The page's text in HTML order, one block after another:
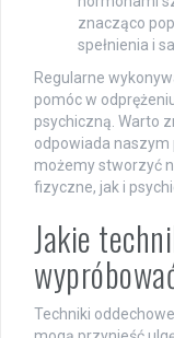
znacząco
spełnienia i
Regularne
pomóc w
psychiczną. Warto
odpowiada
możemy stworzyć
fizyczne, jak i
Jakie
Techniki